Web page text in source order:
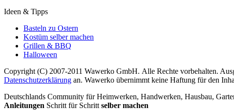
Ideen & Tipps
Basteln zu Ostern
Kostüm selber machen
Grillen & BBQ
Halloween
Copyright (C) 2007-2011 Wawerko GmbH. Alle Rechte vorbehalten.
Datenschutzerklärung an. Wawerko übernimmt keine Haftung für den
Deutschlands Community für Heimwerken, Handwerken, Hausbau,
Anleitungen Schritt für Schritt selber machen